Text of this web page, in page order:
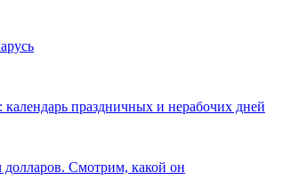
календарь праздничных и нерабочих дней
Смотрим, какой он